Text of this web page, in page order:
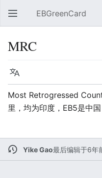
打开主菜单 EBGreenCard
MRC
语言
Most Retrogressed
里，均为印度，EB5是中国
Yike Gao最后编辑于6年